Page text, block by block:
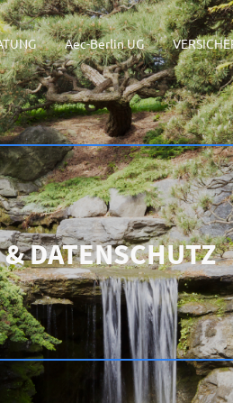
Aec-Berlin UG
DATENSCHUTZ